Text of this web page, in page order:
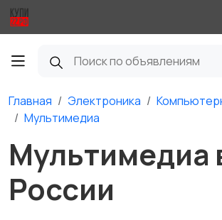
Главная Электроника
Мультимедиа
Мультимедиа
России